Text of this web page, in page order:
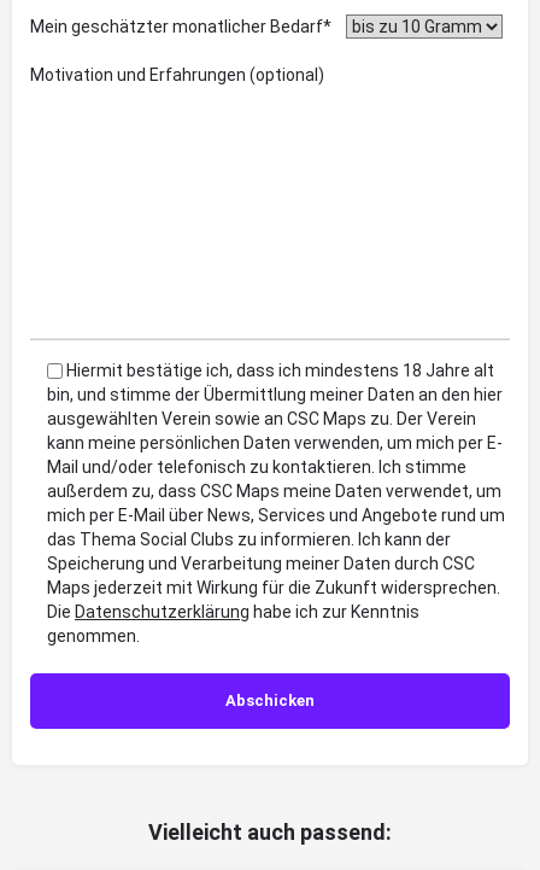
Mein geschätzter monatlicher Bedarf*
Motivation und Erfahrungen (optional)
Hiermit bestätige ich, dass ich mindestens 18 Jahre alt
bin, und stimme der Übermittlung meiner Daten an den hier
ausgewählten Verein sowie an CSC Maps zu. Der Verein
kann meine persönlichen Daten verwenden, um mich per E-
Mail und/oder telefonisch zu kontaktieren. Ich stimme
außerdem zu, dass CSC Maps meine Daten verwendet, um
mich per E-Mail über News, Services und Angebote rund um
das Thema Social Clubs zu informieren. Ich kann der
Speicherung und Verarbeitung meiner Daten durch CSC
Maps jederzeit mit Wirkung für die Zukunft widersprechen.
Die Datenschutzerklärung habe ich zur Kenntnis
genommen.
Vielleicht auch passend: